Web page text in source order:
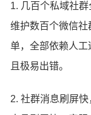
1. 几百个私域社
维护数百个微信
单，全部依赖人
且极易出错。
2. 社群消息刷屏